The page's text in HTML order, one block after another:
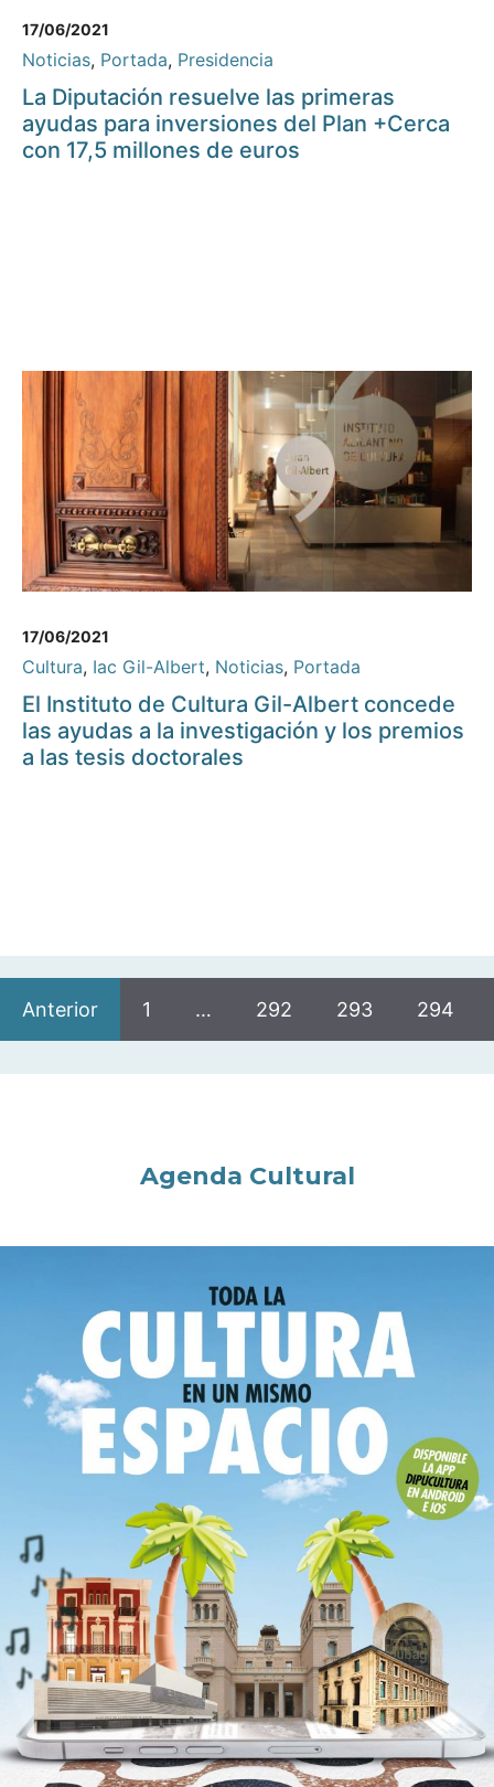
17/06/2021
Noticias, Portada, Presidencia
La Diputación resuelve las primeras
ayudas para inversiones del Plan +Cerca
con 17,5 millones de euros
17/06/2021
Cultura, Iac Gil-Albert, Noticias, Portada
El Instituto de Cultura Gil-Albert concede
las ayudas a la investigación y los premios
a las tesis doctorales
Anterior 1 … 292 293 294
Agenda Cultural